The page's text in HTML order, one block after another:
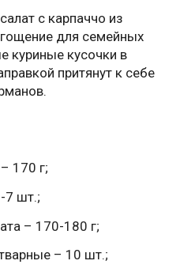
с карпаччо из
для семейных
куриные кусочки в
притянут к себе
170 г;
7 шт.;
– 170-180 г;
– 10 шт.;